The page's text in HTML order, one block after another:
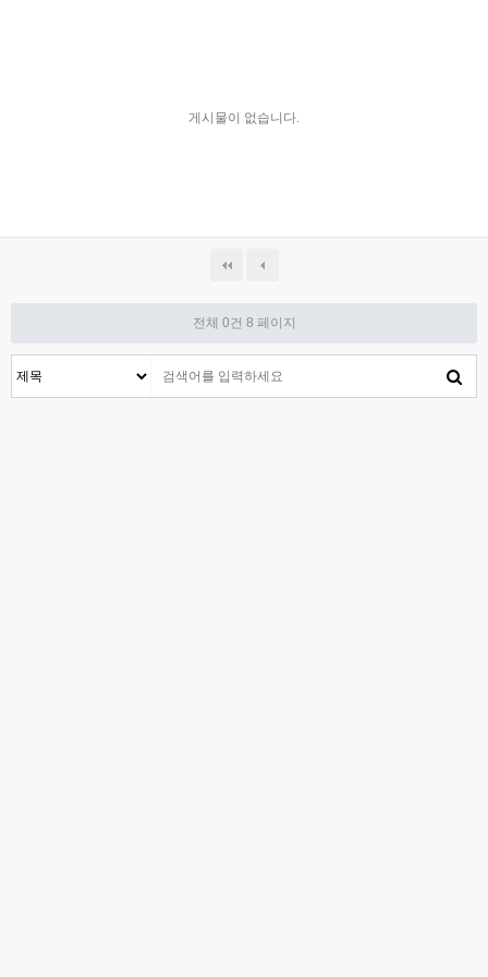
게시물이 없습니다.
전체 0건 8 페이지